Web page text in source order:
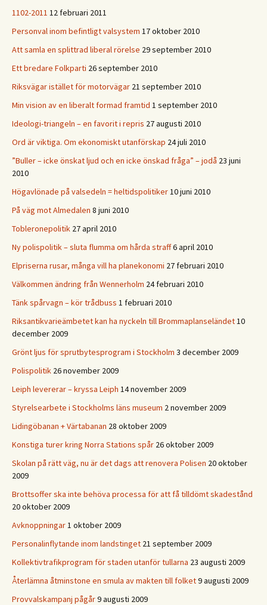
1102-2011 12 februari 2011
Personval inom befintligt valsystem 17 oktober 2010
Att samla en splittrad liberal rörelse 29 september 2010
Ett bredare Folkparti 26 september 2010
Riksvägar istället för motorvägar 21 september 2010
Min vision av en liberalt formad framtid 1 september 2010
Ideologi-triangeln – en favorit i repris 27 augusti 2010
Ord är viktiga. Om ekonomiskt utanförskap 24 juli 2010
”Buller – icke önskat ljud och en icke önskad fråga” – jodå 23 juni
2010
Högavlönade på valsedeln = heltidspolitiker10 juni 2010
På väg mot Almedalen 8 juni 2010
Tobleronepolitik 27 april 2010
Ny polispolitik – sluta flumma om hårda straff6 april 2010
Elpriserna rusar, många vill ha planekonomi 27 februari 2010
Välkommen ändring från Wennerholm 24 februari 2010
Tänk spårvagn – kör trådbuss 1 februari 2010
Riksantikvarieämbetet kan ha nyckeln till Brommaplanseländet10
december 2009
Grönt ljus för sprutbytesprogram i Stockholm 3 december 2009
Polispolitik 26 november 2009
Leiph levererar – kryssa Leiph 14 november 2009
Styrelsearbete i Stockholms läns museum 2 november 2009
Lidingöbanan + Värtabanan 28 oktober 2009
Konstiga turer kring Norra Stations spår 26 oktober 2009
Skolan på rätt väg, nu är det dags att renovera Polisen 20 oktober
2009
Brottsoffer ska inte behöva processa för att få tilldömt skadestånd
20 oktober 2009
Avknoppningar1 oktober 2009
Personalinflytande inom landstinget 21 september 2009
Kollektivtrafikprogram för staden utanför tullarna 23 augusti 2009
Återlämna åtminstone en smula av makten till folket9 augusti 2009
Provvalskampanj pågår9 augusti 2009